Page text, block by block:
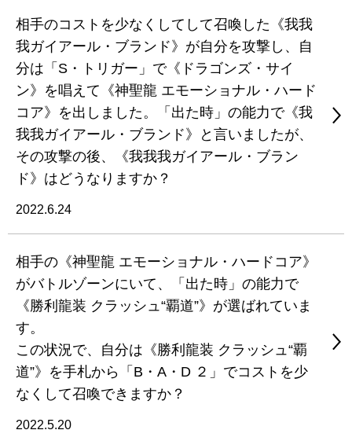
相手のコストを少なくしてして召喚した《我我
我ガイアール・ブランド》が自分を攻撃し、自
分は「S・トリガー」で《ドラゴンズ・サイ
ン》を唱えて《神聖龍 エモーショナル・ハード
コア》を出しました。「出た時」の能力で《我
我我ガイアール・ブランド》と言いましたが、
その攻撃の後、《我我我ガイアール・ブラン
ド》はどうなりますか？
2022.6.24
相手の《神聖龍 エモーショナル・ハードコア》
がバトルゾーンにいて、「出た時」の能力で
《勝利龍装 クラッシュ“覇道”》が選ばれていま
す。
この状況で、自分は《勝利龍装 クラッシュ“覇
道”》を手札から「B・A・D ２」でコストを少
なくして召喚できますか？
2022.5.20